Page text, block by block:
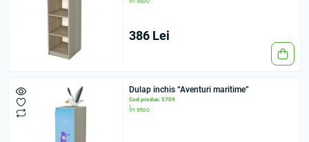
386 Lei
Dulap inchis “Aventuri maritime”
Cod produs: 5709
În stoc